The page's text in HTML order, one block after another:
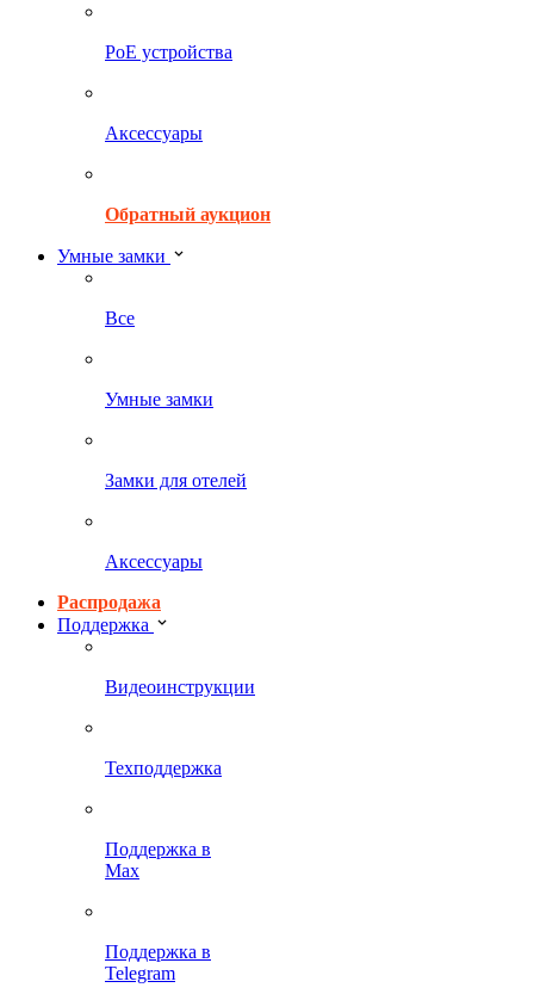
PoE устройства
Аксессуары
Обратный аукцион
Умные замки
Все
Умные замки
Замки для отелей
Аксессуары
Распродажа
Поддержка
Видеоинструкции
Техподдержка
Поддержка в
Max
Поддержка в
Telegram